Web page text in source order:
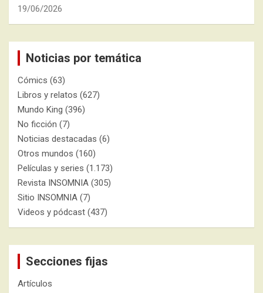
19/06/2026
Noticias por temática
Cómics (63)
Libros y relatos (627)
Mundo King (396)
No ficción (7)
Noticias destacadas (6)
Otros mundos (160)
Películas y series (1.173)
Revista INSOMNIA (305)
Sitio INSOMNIA (7)
Videos y pódcast (437)
Secciones fijas
Artículos